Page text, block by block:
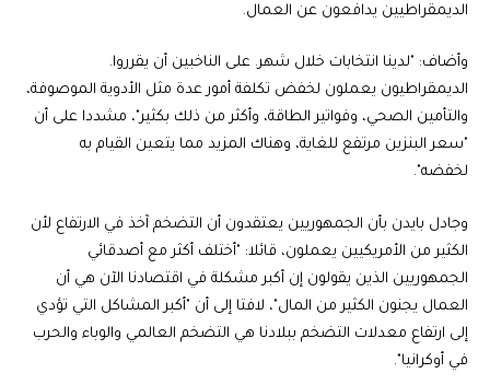
الديمقراطيين يدافعون عن العمال.
وأضاف: "لدينا انتخابات خلال شهر. على الناخبين أن يقرروا.
الديمقراطيون يعملون لخفض تكلفة أمور عدة مثل الأدوية الموصوفة،
والتأمين الصحي، وفواتير الطاقة، وأكثر من ذلك بكثير"، مشددا على أن
"سعر البنزين مرتفع للغاية، وهناك المزيد مما يتعين القيام به
لخفضه".
وجادل بايدن بأن الجمهوريين يعتقدون أن التضخم آخذ في الارتفاع لأن
الكثير من الأمريكيين يعملون، قائلا: "أختلف أكثر مع أصدقائي
الجمهوريين الذين يقولون إن أكبر مشكلة في اقتصادنا الآن هي أن
العمال يجنون الكثير من المال"، لافتا إلى أن "أكبر المشاكل التي تؤدي
إلى ارتفاع معدلات التضخم ببلادنا هي التضخم العالمي والوباء والحرب
في أوكرانيا".